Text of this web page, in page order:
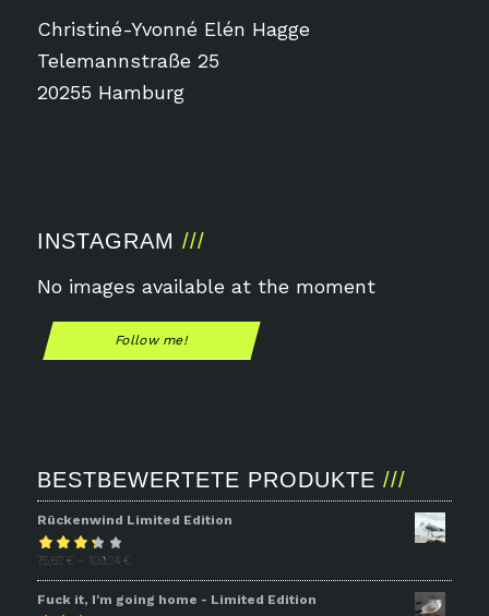
Christiné-Yvonné Elén Hagge
Telemannstraße 25
20255 Hamburg
INSTAGRAM
No images available at the moment
Follow me!
BESTBEWERTETE PRODUKTE
Rückenwind Limited Edition
Bewertet
mit3.31
von 5
75,62 € – 109,24 €
Fuck it, I'm going home - Limited Edition